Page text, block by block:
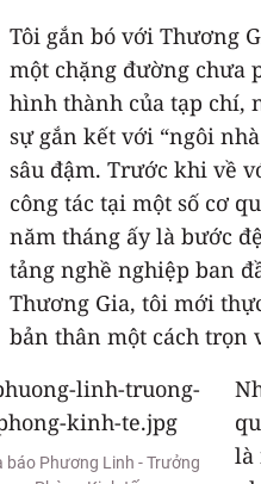
Tôi gắn bó với Thương
một chặng đường chưa
hình thành của tạp chí,
sự gắn kết với “ngôi
sâu đậm. Trước khi về
công tác tại một số cơ
năm tháng ấy là bước
tảng nghề nghiệp ban
Thương Gia, tôi mới
bản thân một cách trọn
báo Phương Linh - Trưởng
là